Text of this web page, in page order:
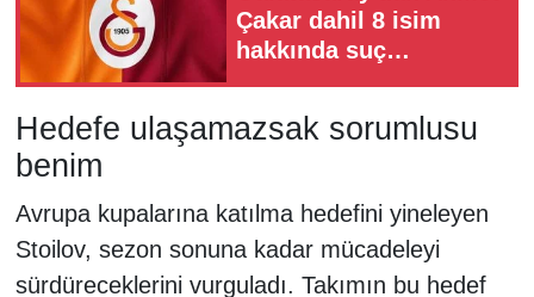
Çakar dahil 8 isim
hakkında suç
Hedefe ulaşamazsak sorumlusu
benim
Avrupa kupalarına katılma hedefini yineleyen
Stoilov, sezon sonuna kadar mücadeleyi
sürdüreceklerini vurguladı. Takımın bu hedef